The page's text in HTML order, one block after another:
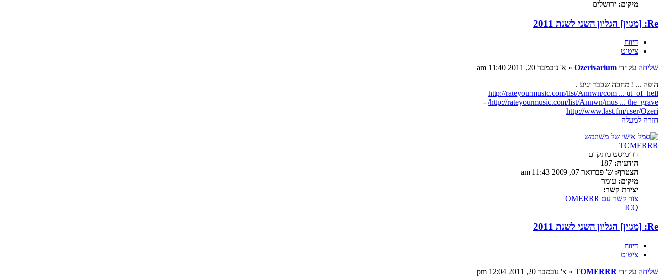
מיקום: ירושלים
Re: [מגזין] הגליון השני לשנת 2011
דיווח
ציטוט
שליחה על ידי Ozerivarium
» א' נובמבר 20, 2011 11:40 am
הופה ... ! מחכה שכבר יגיע .
http://rateyourmusic.com/list/Annwn/com ... ut_of_hell
http://rateyourmusic.com/list/Annwn/mus ... the_grave/
-
http://www.last.fm/user/Ozeri
חזרה למעלה
TOMERRR
דרימיסט מתקדם
הודעות:
הצטרף: ש' פברואר 07, 2009 11:43 am
מיקום: עומר
יצירת קשר:
צור קשר עם TOMERRR
ICQ
Re: [מגזין] הגליון השני לשנת 2011
דיווח
ציטוט
שליחה על ידי TOMERRR
» א' נובמבר 20, 2011 12:04 pm